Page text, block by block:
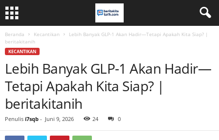
Beranda Kecantikan
Lebih Banyak GLP-1 Akan Hadir—Tetapi Apakah Kita Siap? |
beritakitanih
KECANTIKAN
Lebih Banyak GLP-1 Akan Hadir—
Tetapi Apakah Kita Siap? |
beritakitanih
Penulis i7sqb - Juni 9, 2026 24 0